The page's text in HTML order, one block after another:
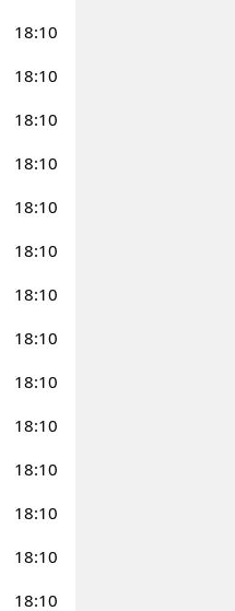
18:10
18:10
18:10
18:10
18:10
18:10
18:10
18:10
18:10
18:10
18:10
18:10
18:10
18:10